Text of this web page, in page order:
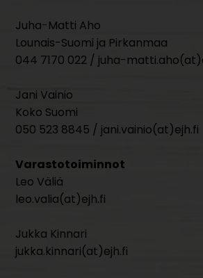
Juha-Matti Aho
Lounais-Suomi ja Pirkanmaa
044 7170 022 / juha-
Jani Vainio
Koko Suomi
050 523 8845 / jani.vainio(at)ejh.fi
Varastotoiminnot
Leo Väliä
leo.valia(at)ejh.fi
Jukka Kinnari
jukka.kinnari(at)ejh.fi